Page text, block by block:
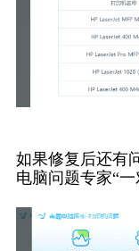
如果修复后还有
电脑问题专家“